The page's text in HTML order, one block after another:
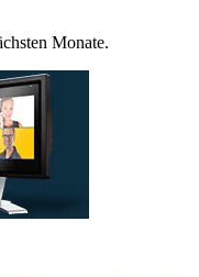
Monate.